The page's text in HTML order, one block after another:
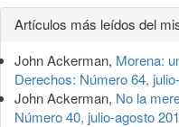
Detalles
del
artículo
Artículos más leídos del
John Ackerman, Morena:
Derechos: Número 64,
John Ackerman, No la
Número 40, julio-agosto